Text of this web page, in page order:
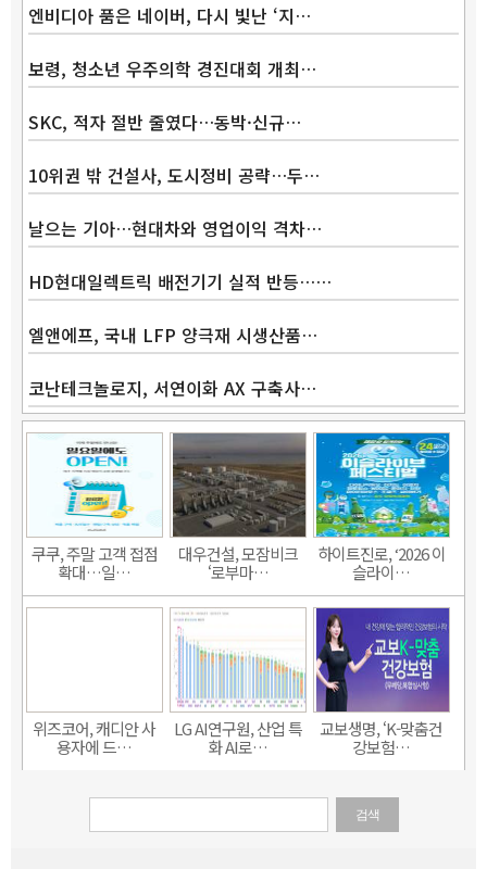
엔비디아 품은 네이버, 다시 빛난 ‘지…
보령, 청소년 우주의학 경진대회 개최…
SKC, 적자 절반 줄였다…동박·신규…
10위권 밖 건설사, 도시정비 공략…두…
날으는 기아…현대차와 영업이익 격차…
HD현대일렉트릭 배전기기 실적 반등……
엘앤에프, 국내 LFP 양극재 시생산품…
코난테크놀로지, 서연이화 AX 구축사…
쿠쿠, 주말 고객 접점
확대…일…
대우건설, 모잠비크
‘로부마…
하이트진로, ‘2026 이
슬라이…
위즈코어, 캐디안 사
용자에 드…
LG AI연구원, 산업 특
화 AI로…
교보생명, ‘K-맞춤건
강보험…
검색